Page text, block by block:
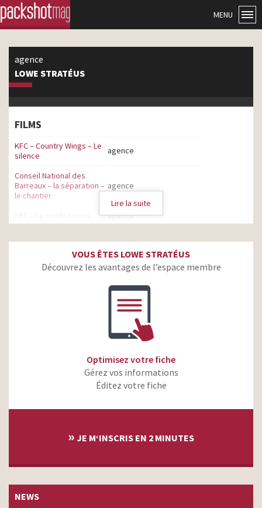
MENU
agence
LOWE STRATÉUS
FILMS
KFC – Country Wings – Le
silence
agence
Conseil National des
Barreaux – la séparation –
le chantier
agence
KFC – Le rendez-vous
agence
KFC- Boxmaster – Go Pro
agence
agence
agence
agence
SEAT – Leon se compare
agence
UMILK – La nouvelle
j’économise –
Coldbusters
agence
Lire la suite
VOUS ÊTES LOWE STRATÉUS
Découvrez les avantages de l’espace membre
Optimisez votre fiche
Gérez vos informations
Éditez votre fiche
» JE M‘INSCRIS EN 2 MINUTES
NEWS